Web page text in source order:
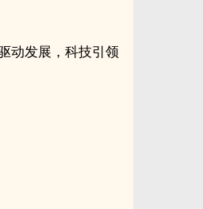
动发展，科技引领